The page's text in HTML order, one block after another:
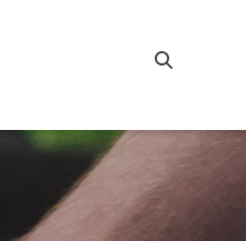
Barra de busca